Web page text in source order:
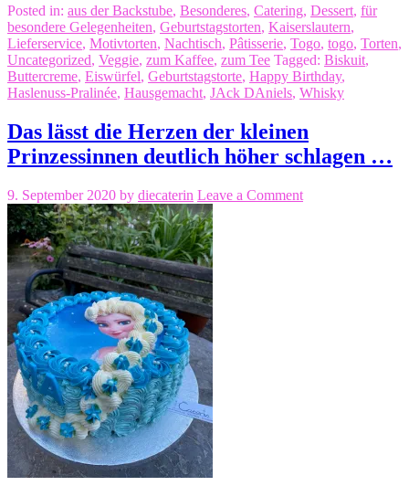
Posted in: aus der Backstube, Besonderes, Catering, Dessert, für
besondere Gelegenheiten, Geburtstagstorten, Kaiserslautern,
Lieferservice, Motivtorten, Nachtisch, Pâtisserie, Togo, togo, Torten,
Uncategorized, Veggie, zum Kaffee, zum Tee Tagged: Biskuit,
Buttercreme, Eiswürfel, Geburtstagstorte, Happy Birthday,
Haslenuss-Pralinée, Hausgemacht, JAck DAniels, Whisky
Das lässt die Herzen der kleinen
Prinzessinnen deutlich höher schlagen …
9. September 2020 by diecaterin Leave a Comment